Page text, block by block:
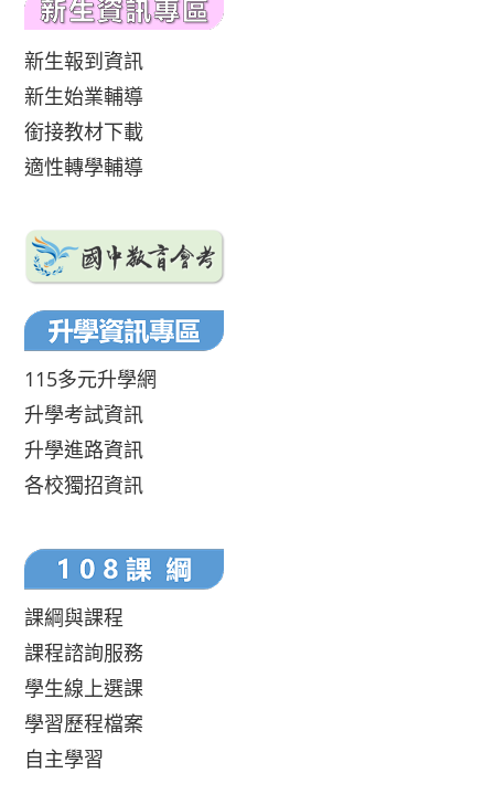
新生報到資訊
新生始業輔導
銜接教材下載
適性轉學輔導
115多元升學網
升學考試資訊
升學進路資訊
各校獨招資訊
課綱與課程
課程諮詢服務
學生線上選課
學習歷程檔案
自主學習